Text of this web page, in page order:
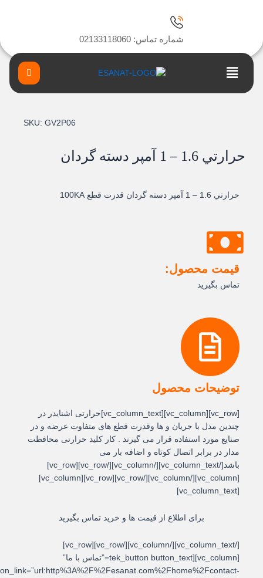
شماره تماس: 02133118060
Main
Menu
SKU: GV2P06
حرارتي 1.6 – 1 آمپر دسته گردان
حرارتي 1.6 – 1 آمپر دسته گردان قدرت قطع 100KA
قیمت محصول:
تماس بگیرید
توضیحات محصول
[vc_row][vc_column][vc_column_text]حرارتی اشنایدر در
چندین مدل با جریان و ها وقدرت قطع های متفاوت عرضه و در
صنایع مورد استفاده قرار می گیرند . کار کلید حرارتی محافظت
مدار در برابر اتصال کوتاه و اضافه بار می
باشد[/vc_column_text][/vc_column][/vc_row][vc_row]
[vc_column][/vc_column][/vc_row][vc_row][vc_column]
برای اطلاع از قیمت ها و خرید تماس بگیرید
[/vc_column_text][/vc_column][/vc_row][vc_row]
[vc_column][tek_button button_text=”تماس با ما”
button_link=”url:http%3A%2F%2Fesanat.com%2Fhome%2Fcontact-